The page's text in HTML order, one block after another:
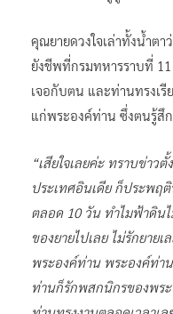
คุณยายดวงใจเล่าทั้งน้ำต
ยังชีพที่กรมทหารราบที่
เจอกับตน และท่านทรงเ
แก่พระองค์ท่าน ซึ่งตนรู้สึก
“เสียใจเลยค่ะ ทราบข่าว
ประเทศอินเดีย ก็ประพฤ
ตลอด 10 วัน ทำไมฟ้าดินไ
ของยายไปเลย ไม่รักยาย
พระองค์ท่าน พระองค์ท่า
ท่านก็รักพสกนิกรของพร